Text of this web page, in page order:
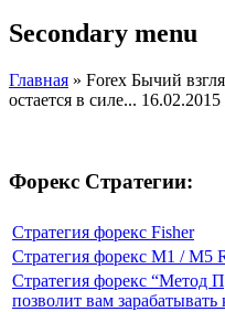
Secondary menu
Главная » Forex Бычий
остается в силе... 16.02.2015
Форекс Стратегии:
Стратегия форекс Fisher
Стратегия форекс M1 / M5
Стратегия форекс “Метод
позволит вам